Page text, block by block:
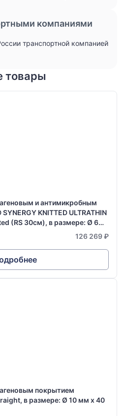
компаниями
транспортной компанией
товары
и антимикробным
KNITTED ULTRATHIN
(RS 30см), в размере: Ø 6
126 269 ₽
покрытием
в размере: Ø 10 мм х 40